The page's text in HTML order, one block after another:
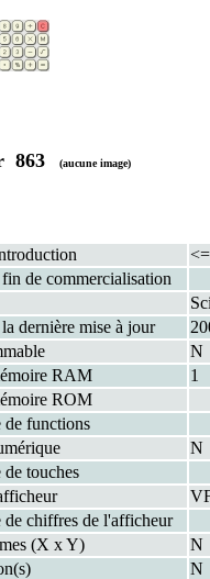
863 (aucune image)
de commercialisation
dernière mise à jour
N
RAM
1
ROM
de functions
N
touches
de chiffres de l'afficheur
(X x Y)
N
N